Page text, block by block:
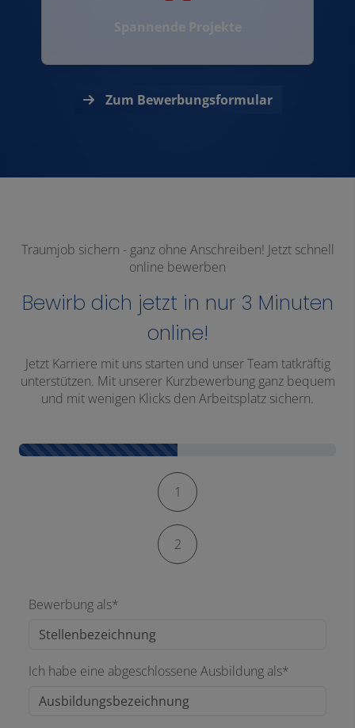
Spannende Projekte
Zum Bewerbungsformular
Traumjob sichern - ganz ohne Anschreiben! Jetzt schnell
online bewerben
Bewirb dich jetzt in nur 3 Minuten
online!
Jetzt Karriere mit uns starten und unser Team tatkräftig
unterstützen. Mit unserer Kurzbewerbung ganz bequem
und mit wenigen Klicks den Arbeitsplatz sichern.
Kontaktformular-Fortschritt
1
2
Bewerbung als*
Ich habe eine abgeschlossene Ausbildung als*